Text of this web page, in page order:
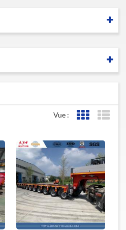
Vue : Affichage